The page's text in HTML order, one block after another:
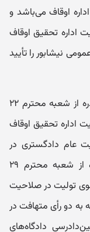
اوقاف می‌باشد و
اداره تحقیق اوقاف
نیشابور را تأیید
نظریه: به طوری که ملاحظه می‌شود رأی صادره از شعبه محترم ۲۲
اداره تحقیق اوقاف
عام دادگستری در
رسیدگی به موضوع نمی‌باشد. و رأی صادره از شعبه محترم ۲۹
تولیت در صلاحیت
به دو رأی متهافت در
ماده ۲۷۰ قانون آیین‌دادرسی دادگاه‌های